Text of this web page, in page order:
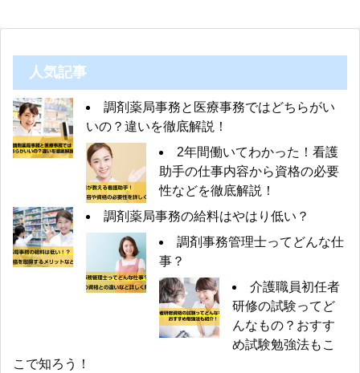
人気記事
調剤薬局事務と医療事務ではどちらがい
いの？違いを徹底解説！
2年間働いてわかった！看護
助手の仕事内容から資格の必要
性などを徹底解説！
調剤薬局事務の給料はやはり低い？
調剤事務管理士ってどんな仕
事？
介護職員初任者
研修の試験ってど
んなもの？おすす
め試験勉強法もこ
こで知ろう！